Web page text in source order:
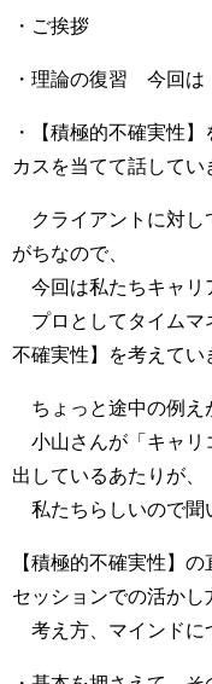
・ご挨拶
・理論の復習 今回は
・【積極的不確実性
カスを当てて話してい
クライアントに対し
がちなので、
今回は私たちキャリ
プロとしてタイムマ
不確実性】を考えてい
ちょっと途中の例え
小山さんが「キャリ
出しているあたりが、
私たちらしいので聞
【積極的不確実性】
セッションでの活かし
考え方、マインドに